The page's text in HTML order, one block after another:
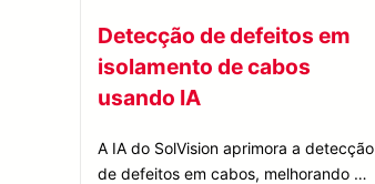
Detecção de defeitos em
isolamento de cabos
usando IA
A IA do SolVision aprimora a detecção
de defeitos em cabos, melhorando o